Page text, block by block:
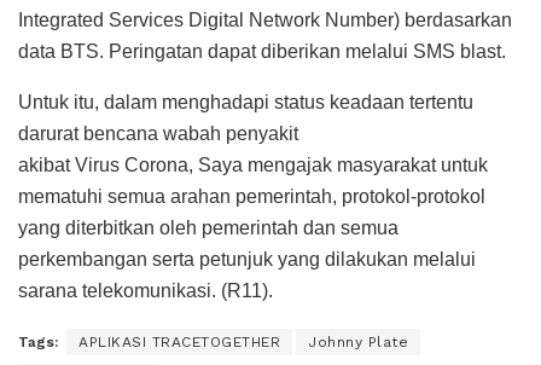
Integrated Services Digital Network Number) berdasarkan
data BTS. Peringatan dapat diberikan melalui SMS blast.
Untuk itu, dalam menghadapi status keadaan tertentu
darurat bencana wabah penyakit
akibat Virus Corona, Saya mengajak masyarakat untuk
mematuhi semua arahan pemerintah, protokol-protokol
yang diterbitkan oleh pemerintah dan semua
perkembangan serta petunjuk yang dilakukan melalui
sarana telekomunikasi. (R11).
Tags: APLIKASI TRACETOGETHER Johnny Plate